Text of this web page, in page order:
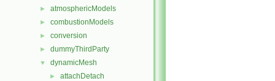
► atmosphericModels
► combustionModels
► conversion
► dummyThirdParty
▼ dynamicMesh
► attachDetach